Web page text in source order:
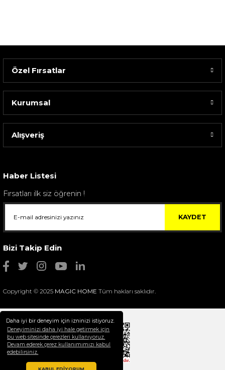
Daha iyi bir deneyim için izninizi istiyoruz.
Deneyiminizi daha iyi hale getirmek için
bu web sitesinde çerezleri kullanıyoruz.
Devam ederek çerez kullanımımızı kabul
edebilirsiniz.
KABUL EDİYORUM
Sarev Elfıda Flanel Nevresim Takımı Çift Kişili...
Selim Dekor Chain 15x20 Çerçeve Vizon
1.595,00 TL
Özel Fırsatlar
Kurumsal
Alışveriş
Haber Listesi
Fırsatları ilk siz öğrenin !
KAYDET
Bizi Takip Edin
Copyright © 2025 MAGIC HOME Tüm hakları saklıdır.